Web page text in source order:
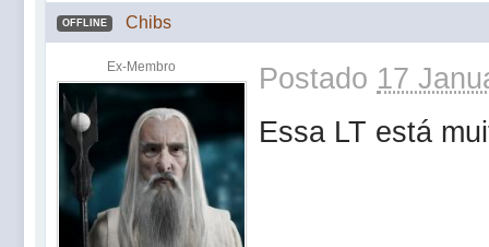
OFFLINE Chibs
Ex-Membro Postado 17
Essa LT está